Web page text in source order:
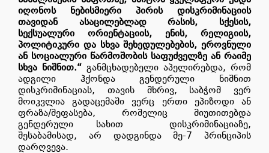
იღონოს ნებისმიერი პირის დისკრიმინაციის
თავიდან ასაცილებლად რასის, სქესის,
სექსუალური ორიენტაციის, ენის, რელიგიის,
პოლიტიკური და სხვა შეხედულებების, ეროვნული
ან სოციალური წარმოშობის საფუძველზე ან რაიმე
სხვა ნიშნით.“ განმცხადებელი აპელირებდა, რომ
ადგილი ჰქონდა გენდერული ნიშნით
დისკრიმინაციას, თავის მხრივ, საბჭომ ვერ
მოიკვლია გადაცემაში ვერც ერთი ეპიზოდი ან
ფრაზა/შეფასება, რომელიც მიუთითებდა
გენდერული სახით
დისკრიმინაციაზე,
შესაბამისად, არ დადგინდა მე-7 პრინციპის
დარღვევა.